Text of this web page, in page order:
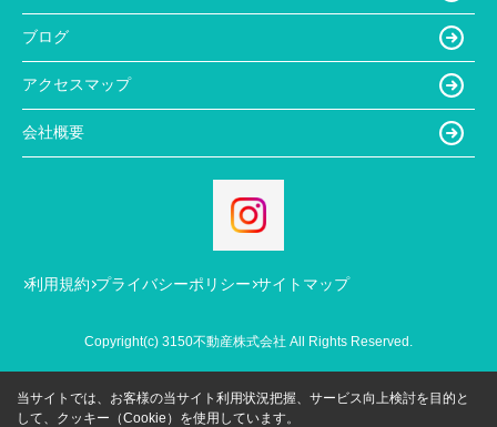
ブログ
アクセスマップ
会社概要
利用規約 プライバシーポリシー サイトマップ
Copyright(c) 3150不動産株式会社 All Rights Reserved.
当サイトでは、お客様の当サイト利用状況把握、サービス向上検討を目的と
して、クッキー（Cookie）を使用しています。